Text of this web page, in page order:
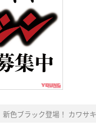
新色ブラック登場！ カワサ